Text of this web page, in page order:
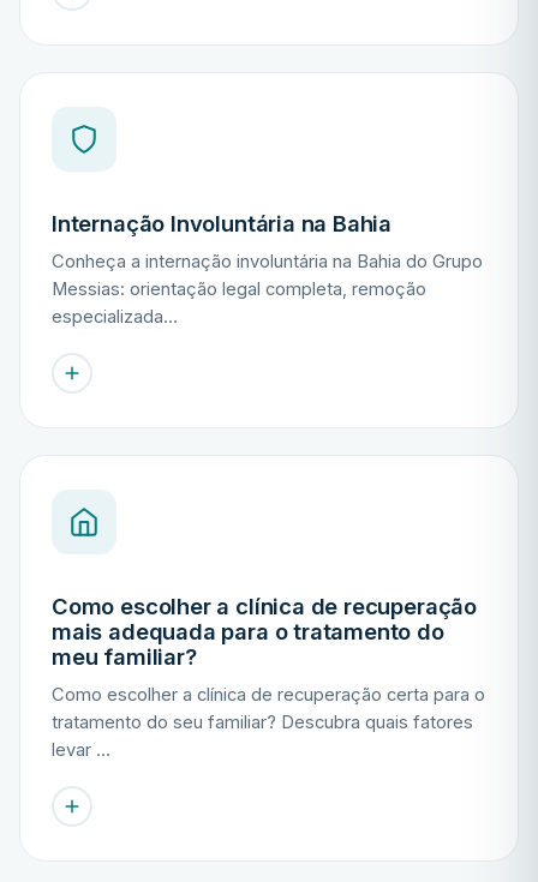
Internação Involuntária na Bahia
Conheça a internação involuntária na Bahia do Grupo
Messias: orientação legal completa, remoção
especializada…
Como escolher a clínica de recuperação
mais adequada para o tratamento do
meu familiar?
Como escolher a clínica de recuperação certa para o
tratamento do seu familiar? Descubra quais fatores
levar …